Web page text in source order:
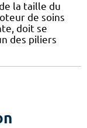
la taille du
de soins
doit se
des piliers